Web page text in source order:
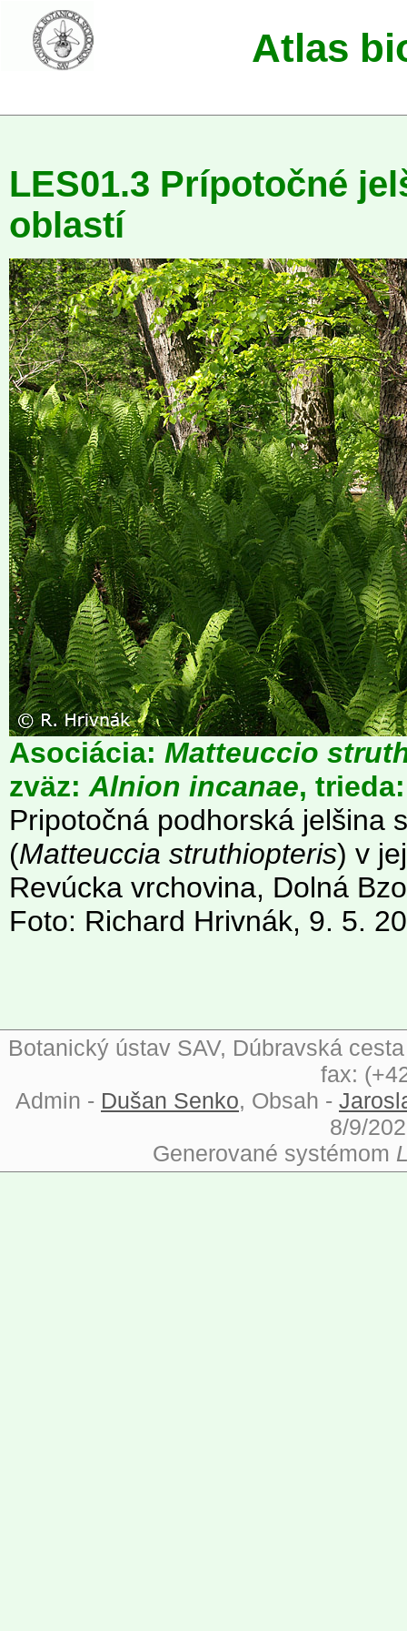
Atlas
LES01.3 Prípotočné
oblastí
Asociácia: Matteuccio
zväz: Alnion incanae,
Pripotočná podhorská jelšina
(Matteuccia struthiopteris) v
Revúcka vrchovina, Dolná
Foto: Richard Hrivnák, 9. 5.
Botanický ústav SAV, Dúbravská
fax:
Admin - Dušan Senko, Obsah -
8/9/
Generované systémom